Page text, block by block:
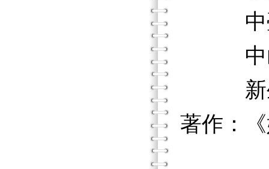
中臺
中山
新生
著作：